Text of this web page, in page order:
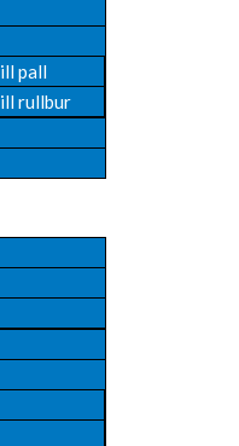
pall
rullbur